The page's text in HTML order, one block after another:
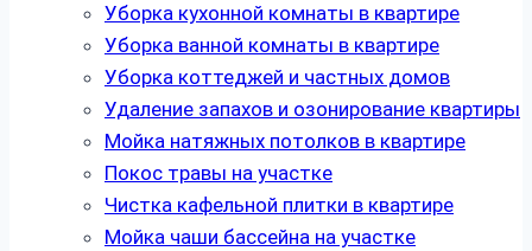
Уборка кухонной комнаты в квартире
Уборка ванной комнаты в квартире
Уборка коттеджей и частных домов
Удаление запахов и озонирование квартиры
Мойка натяжных потолков в квартире
Покос травы на участке
Чистка кафельной плитки в квартире
Мойка чаши бассейна на участке